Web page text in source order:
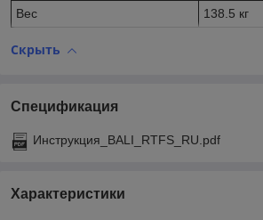
Вес
138.5 кг
Скрыть
Спецификация
Инструкция_BALI_RTFS_RU.pdf
Характеристики